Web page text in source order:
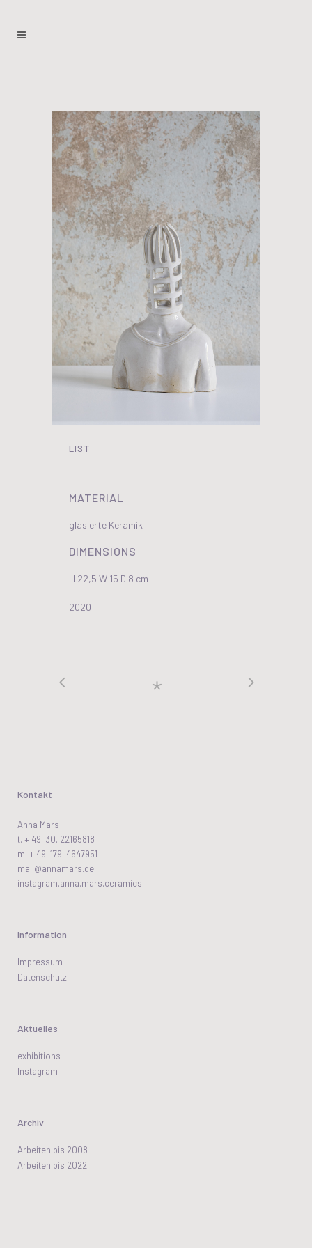
LIST
MATERIAL
glasierte Keramik
DIMENSIONS
H 22,5 W 15 D 8 cm
2020
Kontakt
Anna Mars
t. + 49. 30. 22165818
m. + 49. 179. 4647951
mail@annamars.de
instagram.anna.mars.ceramics
Information
Impressum
Datenschutz
Aktuelles
exhibitions
Instagram
Archiv
Arbeiten bis 2008
Arbeiten bis 2022